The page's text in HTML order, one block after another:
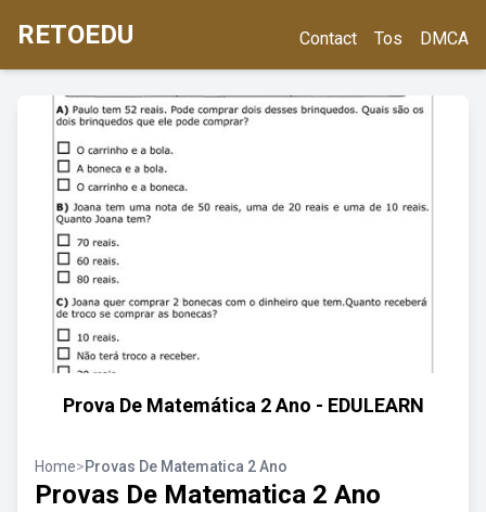
RETOEDU Contact Tos DMCA
Prova De Matemática 2 Ano - EDULEARN
Home>Provas De Matematica 2 Ano
Provas De Matematica 2 Ano